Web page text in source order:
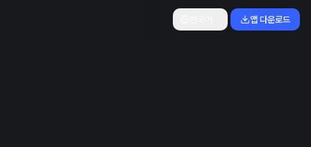
앱 다운로드